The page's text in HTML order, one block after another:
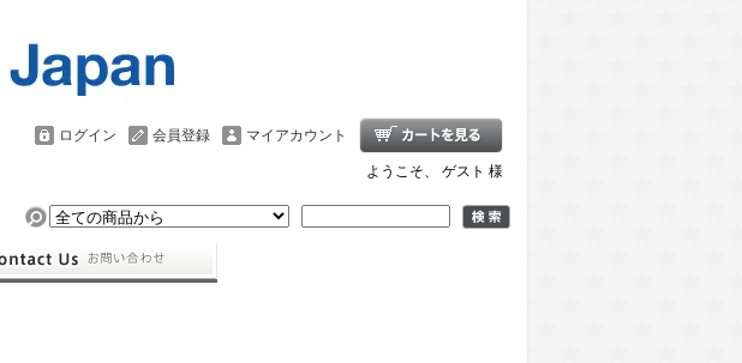
マイアカウント
会員登録
ログイン
ようこそ、 ゲスト 様